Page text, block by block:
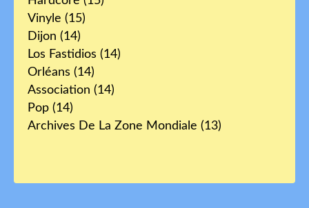
Vinyle (15)
Dijon (14)
Los Fastidios (14)
Orléans (14)
Association (14)
Pop (14)
Archives De La Zone Mondiale (13)